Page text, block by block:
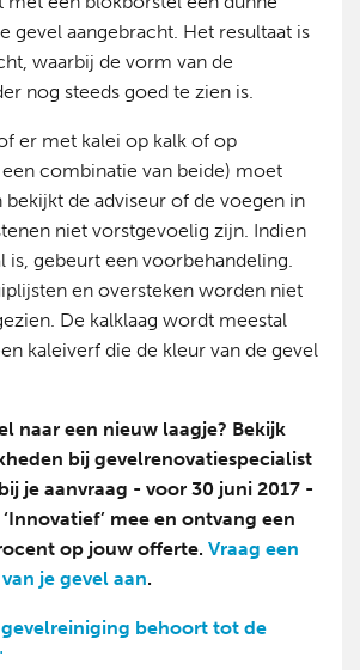
gevel aangebracht. Het resultaat is
waarbij de vorm van de
nog steeds goed te zien is.
er met kalei op kalk of op
combinatie van beide) moet
de adviseur of de voegen in
niet vorstgevoelig zijn. Indien
is, gebeurt een voorbehandeling.
en oversteken worden niet
De kalklaag wordt meestal
kaleiverf die de kleur van de gevel
naar een nieuw laagje? Bekijk
bij gevelrenovatiespecialist
je aanvraag - voor 30 juni 2017 -
mee en ontvang een
op jouw offerte. Vraag een
je gevel aan.
behoort tot de